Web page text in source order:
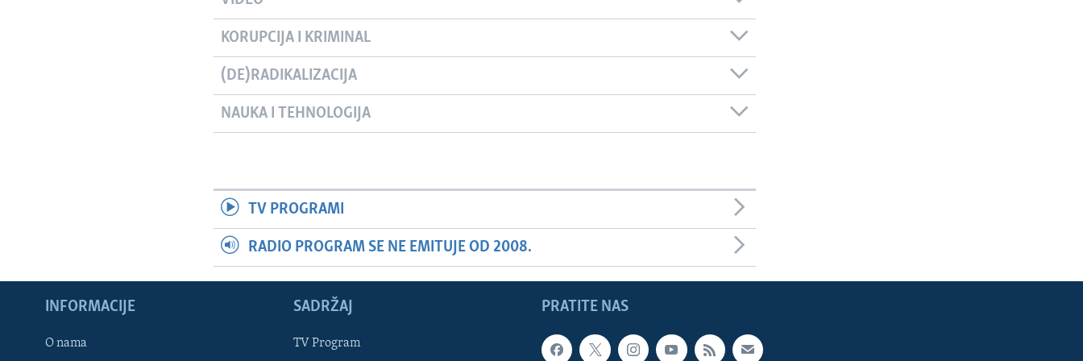
Learning English
KORUPCIJA I KRIMINAL
(DE)RADIKALIZACIJA
NAUKA I TEHNOLOGIJA
TV PROGRAMI
RADIO PROGRAM SE NE EMITUJE OD 2008.
PRATITE NAS
INFORMACIJE
O nama
SADRŽAJ
TV Program